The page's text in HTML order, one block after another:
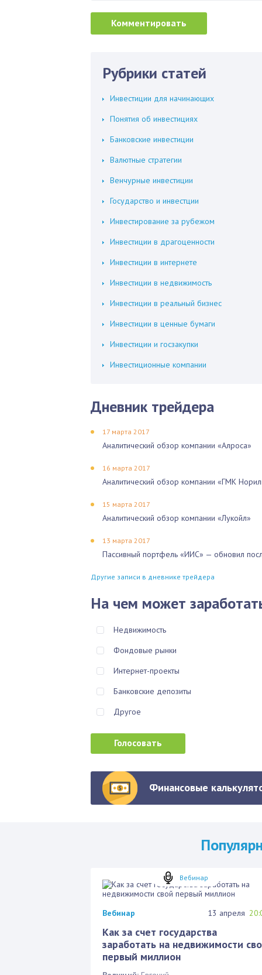
Рубрики статей
Инвестиции для начинающих
Понятия об инвестициях
Банковские инвестиции
Валютные стратегии
Венчурные инвестиции
Государство и инвестции
Инвестирование за рубежом
Инвестиции в драгоценности
Инвестиции в интернете
Инвестиции в недвижимость
Инвестиции в реальный бизнес
Инвестиции в ценные бумаги
Инвестиции и госзакупки
Инвестиционные компании
Дневник трейдера
17 марта 2017
Аналитический обзор компании «Алроса»
16 марта 2017
Аналитический обзор компании «ГМК
15 марта 2017
Аналитический обзор компании «Лукойл»
13 марта 2017
Пассивный портфель «ИИС» — обновил
Другие записи в дневнике трейдера
На чем может
Недвижимость
Фондовые рынки
Интернет-проекты
Банковские депозиты
Другое
Финансовые
Вебинар
Вебинар 13 апреля
Как за счет государства
заработать на недвижимости
первый миллион